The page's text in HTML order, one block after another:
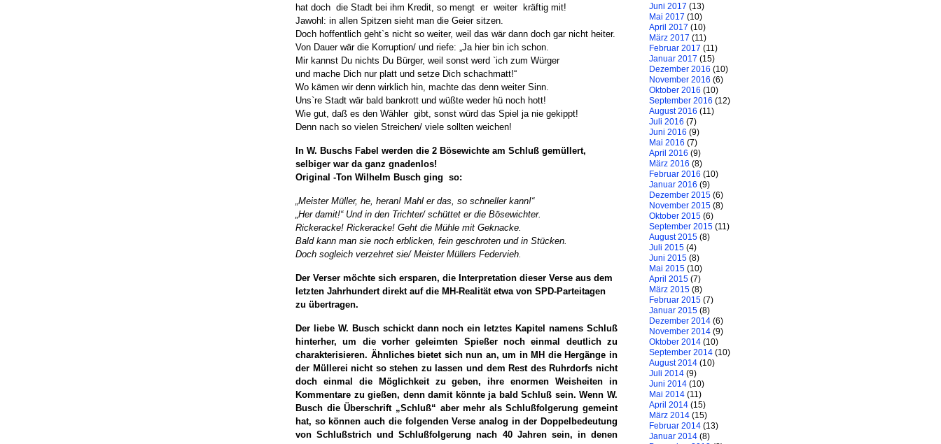
hat doch die Stadt bei ihm Kredit, so mengt er weiter kräftig mit!
Jawohl: in allen Spitzen sieht man die Geier sitzen.
Doch hoffentlich geht`s nicht so weiter, weil das wär dann doch gar nicht heiter.
Von Dauer wär die Korruption/ und riefe: „Ja hier bin ich schon.
Mir kannst Du nichts Du Bürger, weil sonst werd `ich zum Würger
und mache Dich nur platt und setze Dich schachmatt!“
Wo kämen wir denn wirklich hin, machte das denn weiter Sinn.
Uns`re Stadt wär bald bankrott und wüßte weder hü noch hott!
Wie gut, daß es den Wähler gibt, sonst würd das Spiel ja nie gekippt!
Denn nach so vielen Streichen/ viele sollten weichen!
In W. Buschs Fabel werden die 2 Bösewichte am Schluß gemüllert,
selbiger war da ganz gnadenlos!
Original -Ton Wilhelm Busch ging so:
„Meister Müller, he, heran! Mahl er das, so schneller kann!“
„Her damit!“ Und in den Trichter/ schüttet er die Bösewichter.
Rickeracke! Rickeracke! Geht die Mühle mit Geknacke.
Bald kann man sie noch erblicken, fein geschroten und in Stücken.
Doch sogleich verzehret sie/ Meister Müllers Federvieh.
Der Verser möchte sich ersparen, die Interpretation dieser Verse aus dem
letzten Jahrhundert direkt auf die MH-Realität etwa von SPD-Parteitagen
zu übertragen.
Der liebe W. Busch schickt dann noch ein letztes Kapitel namens Schluß
hinterher, um die vorher geleimten Spießer noch einmal deutlich zu
charakterisieren. Ähnliches bietet sich nun an, um in MH die Hergänge in
der Müllerei nicht so stehen zu lassen und dem Rest des Ruhrdorfs nicht
doch einmal die Möglichkeit zu geben, ihre enormen Weisheiten in
Kommentare zu gießen, denn damit könnte ja bald Schluß sein. Wenn W.
Busch die Überschrift „Schluß“ aber mehr als Schlußfolgerung gemeint
hat, so können auch die folgenden Verse analog in der Doppelbedeutung
von Schlußstrich und Schlußfolgerung nach 40 Jahren sein, in denen
Juni 2017 (13)
Mai 2017 (10)
April 2017 (10)
März 2017 (11)
Februar 2017 (11)
Januar 2017 (15)
Dezember 2016 (10)
November 2016 (6)
Oktober 2016 (10)
September 2016 (12)
August 2016 (11)
Juli 2016 (7)
Juni 2016 (9)
Mai 2016 (7)
April 2016 (9)
März 2016 (8)
Februar 2016 (10)
Januar 2016 (9)
Dezember 2015 (6)
November 2015 (8)
Oktober 2015 (6)
September 2015 (11)
August 2015 (8)
Juli 2015 (4)
Juni 2015 (8)
Mai 2015 (10)
April 2015 (7)
März 2015 (8)
Februar 2015 (7)
Januar 2015 (8)
Dezember 2014 (6)
November 2014 (9)
Oktober 2014 (10)
September 2014 (10)
August 2014 (10)
Juli 2014 (9)
Juni 2014 (10)
Mai 2014 (11)
April 2014 (15)
März 2014 (15)
Februar 2014 (13)
Januar 2014 (8)